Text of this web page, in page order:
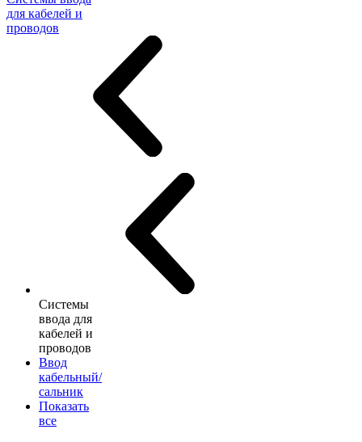
для кабелей и
проводов
Системы
ввода для
кабелей и
проводов
Ввод
кабельный/
сальник
Показать
все